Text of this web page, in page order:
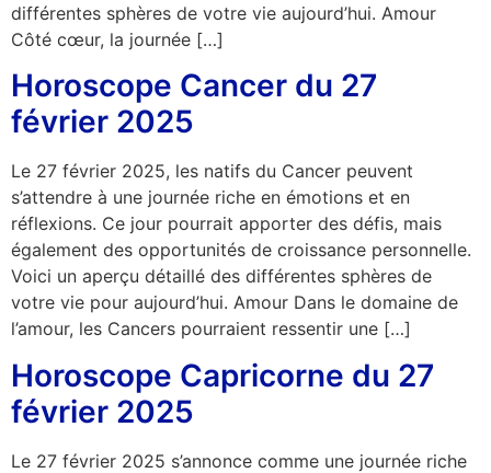
différentes sphères de votre vie aujourd’hui. Amour
Côté cœur, la journée […]
Horoscope Cancer du 27
février 2025
Le 27 février 2025, les natifs du Cancer peuvent
s’attendre à une journée riche en émotions et en
réflexions. Ce jour pourrait apporter des défis, mais
également des opportunités de croissance personnelle.
Voici un aperçu détaillé des différentes sphères de
votre vie pour aujourd’hui. Amour Dans le domaine de
l’amour, les Cancers pourraient ressentir une […]
Horoscope Capricorne du 27
février 2025
Le 27 février 2025 s’annonce comme une journée riche